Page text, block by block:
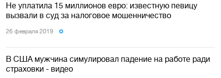
Не уплатила 15 миллионов евро: известную певицу
вызвали в суд за налоговое мошенничество
26 февраля 2019
В США мужчина симулировал падение на работе ради
страховки - видео